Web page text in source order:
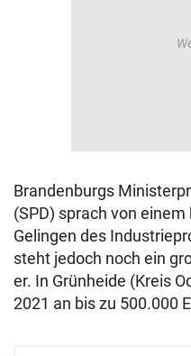
Brandenburgs
(SPD) sprach von
Gelingen des
steht jedoch noch ein
er. In Grünheide (Kreis
2021 an bis zu 500.000